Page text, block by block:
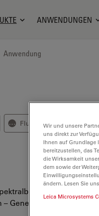
ANWENDUNGEN
Anwendung
⋯ Fluoreszenz-marker:
zu einer
Generation von
Wir und unsere
uns direkt zur
Ihnen auf Grundlage
bereitzustellen, das
die Wirksamkeit
dem sowie der
ändern. Lesen Sie
Leica Microsystems